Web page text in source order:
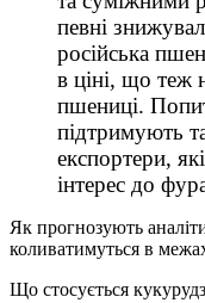
певні
російська
в ціні, що теж
пшениці.
підтримують
експортери,
інтерес до
Як прогнозують
коливатимуться в
Що стосується